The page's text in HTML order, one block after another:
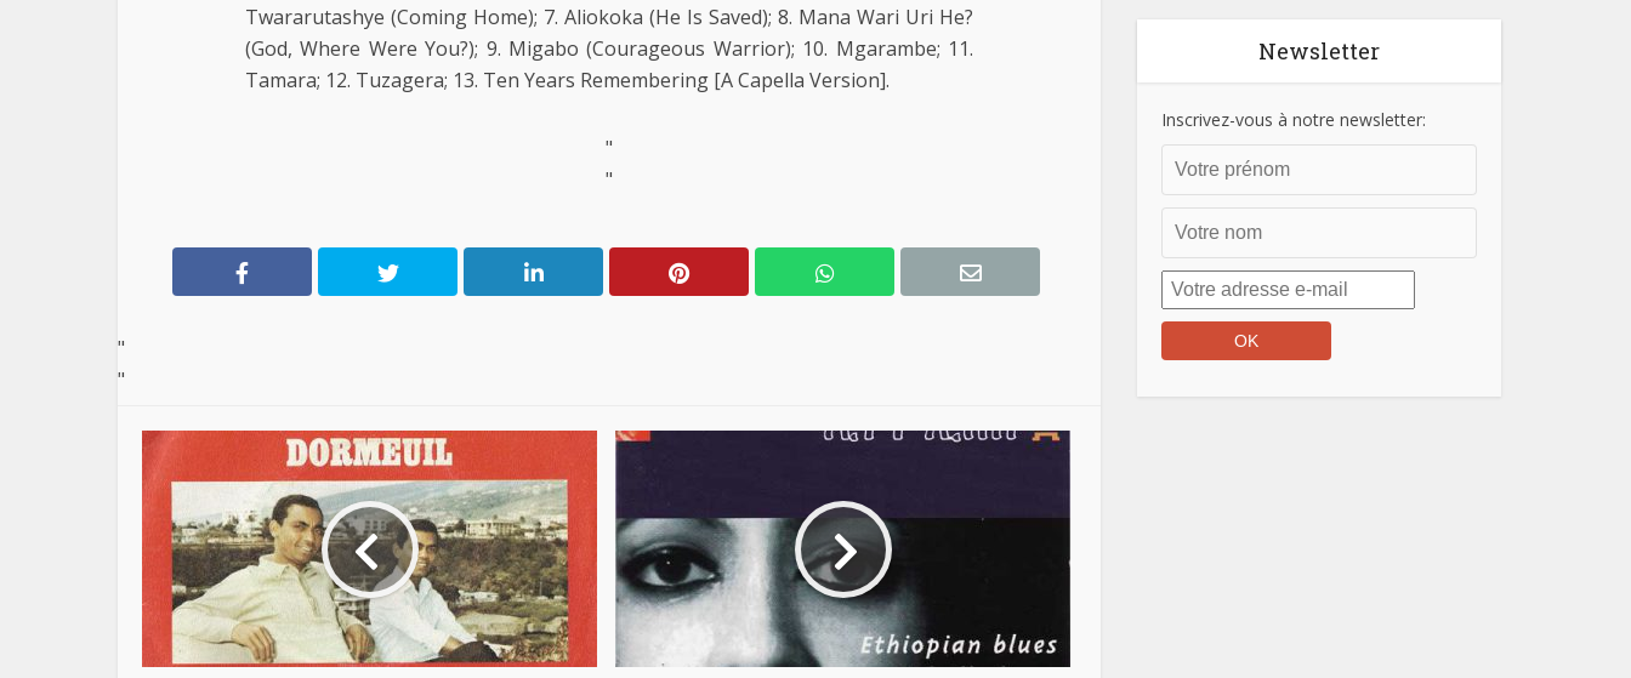
Twararutashye (Coming Home); 7. Aliokoka (He Is Saved); 8. Mana Wari Uri He?
(God, Where Were You?); 9. Migabo (Courageous Warrior); 10. Mgarambe; 11.
Tamara; 12. Tuzagera; 13. Ten Years Remembering [A Capella Version].
"
"
"
"
Newsletter
Inscrivez-vous à notre newsletter: